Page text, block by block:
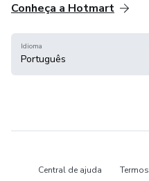
Conheça a Hotmart
Idioma
Português
Central de ajuda Termos